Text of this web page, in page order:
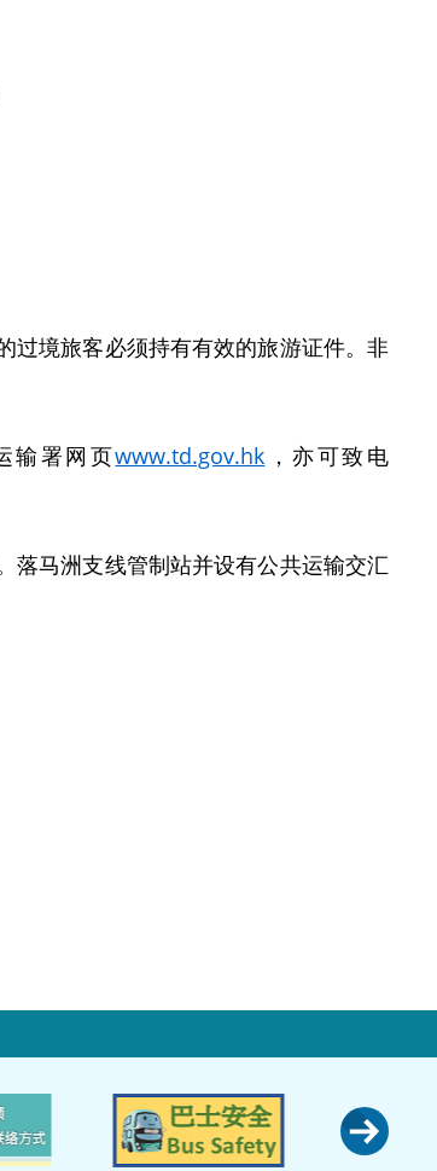
境旅客必须持有有效的旅游证件。非
输署网页www.td.gov.hk ，亦可致电
马洲支线管制站并设有公共运输交汇